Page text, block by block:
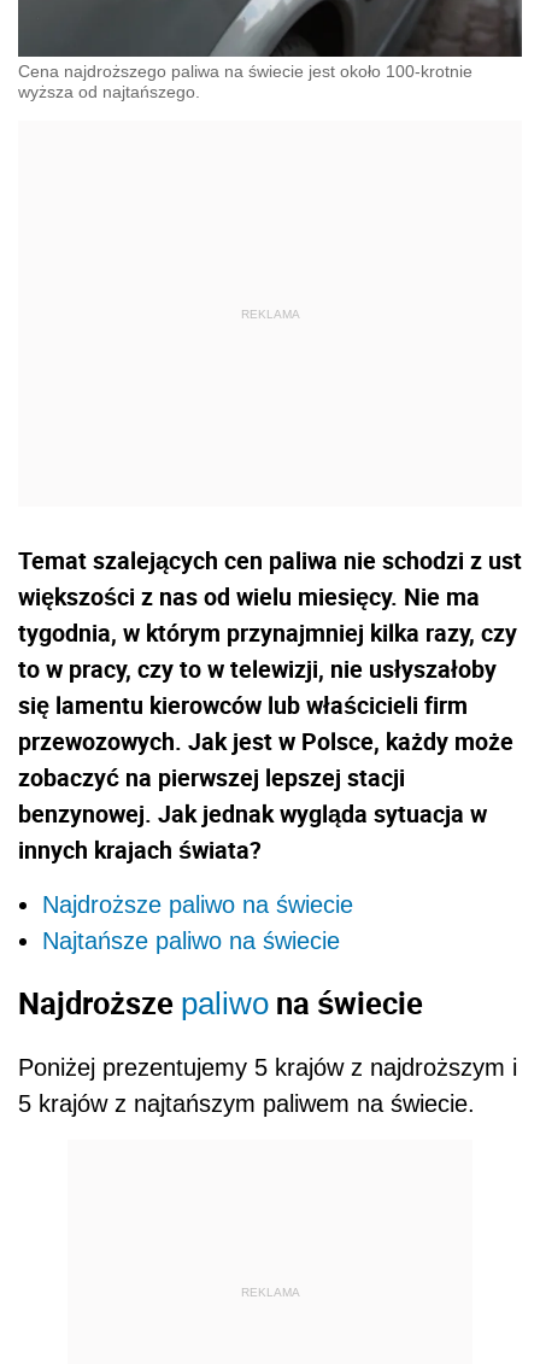
Cena najdroższego paliwa na świecie jest około 100-krotnie
wyższa od najtańszego.
Temat szalejących cen paliwa nie schodzi z ust
większości z nas od wielu miesięcy. Nie ma
tygodnia, w którym przynajmniej kilka razy, czy
to w pracy, czy to w telewizji, nie usłyszałoby
się lamentu kierowców lub właścicieli firm
przewozowych. Jak jest w Polsce, każdy może
zobaczyć na pierwszej lepszej stacji
benzynowej. Jak jednak wygląda sytuacja w
innych krajach świata?
Najdroższe paliwo na świecie
Najtańsze paliwo na świecie
Najdroższe paliwo na świecie
Poniżej prezentujemy 5 krajów z najdroższym i
5 krajów z najtańszym paliwem na świecie.
REKLAMA